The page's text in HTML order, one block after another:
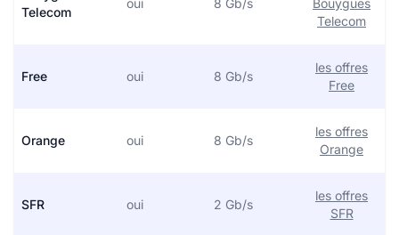
Telecom
oui 8 Gb/s
Bouygues
Telecom
Free oui 8 Gb/s
les offres
Free
Orange oui 8 Gb/s
les offres
Orange
SFR oui 2 Gb/s
les offres
SFR